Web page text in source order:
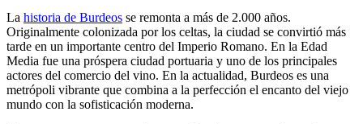
La historia de Burdeos se remonta a más de 2.000 años.
Originalmente colonizada por los celtas, la ciudad se convirtió más
tarde en un importante centro del Imperio Romano. En la Edad
Media fue una próspera ciudad portuaria y uno de los principales
actores del comercio del vino. En la actualidad, Burdeos es una
metrópoli vibrante que combina a la perfección el encanto del viejo
mundo con la sofisticación moderna.